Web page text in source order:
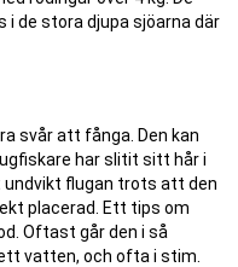
de stora djupa sjöarna där
svår att fånga. Den kan
har slitit sitt hår i
undvikt flugan trots att den
placerad. Ett tips om
Oftast går den i så
vatten, och ofta i stim.